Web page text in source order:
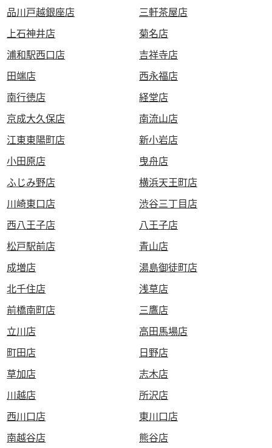
品川戸越銀座店
三軒茶屋店
上石神井店
菊名店
浦和駅西口店
吉祥寺店
田端店
西永福店
南行徳店
経堂店
京成大久保店
南流山店
江東東陽町店
新小岩店
小田原店
曳舟店
ふじみ野店
横浜天王町店
川崎東口店
渋谷三丁目店
西八王子店
八王子店
松戸駅前店
青山店
成増店
湯島御徒町店
北千住店
浅草店
前橋南町店
三鷹店
立川店
高田馬場店
町田店
日野店
草加店
志木店
川越店
所沢店
西川口店
東川口店
南越谷店
熊谷店